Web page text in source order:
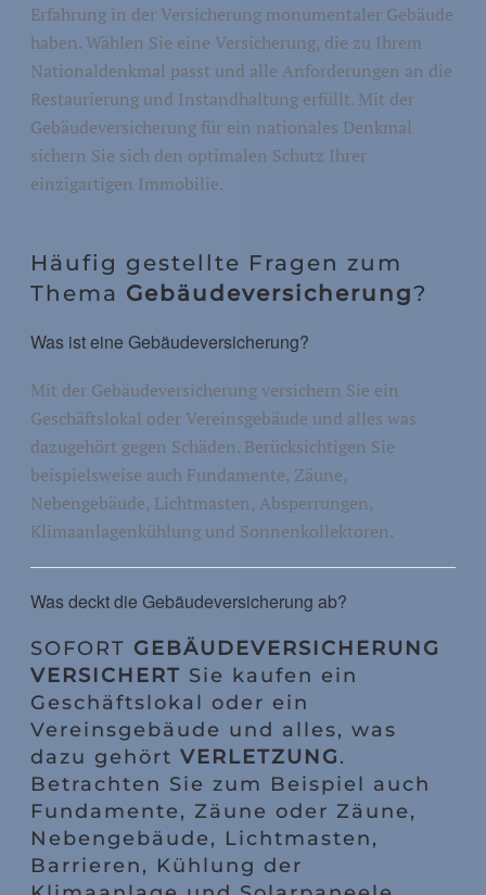
Erfahrung in der Versicherung monumentaler Gebäude
haben. Wählen Sie eine Versicherung, die zu Ihrem
Nationaldenkmal passt und alle Anforderungen an die
Restaurierung und Instandhaltung erfüllt. Mit der
Gebäudeversicherung für ein nationales Denkmal
sichern Sie sich den optimalen Schutz Ihrer
einzigartigen Immobilie.
Häufig gestellte Fragen zum
Thema Gebäudeversicherung?
Was ist eine Gebäudeversicherung?
Mit der Gebäudeversicherung versichern Sie ein
Geschäftslokal oder Vereinsgebäude und alles was
dazugehört gegen Schäden. Berücksichtigen Sie
beispielsweise auch Fundamente, Zäune,
Nebengebäude, Lichtmasten, Absperrungen,
Klimaanlagenkühlung und Sonnenkollektoren.
Was deckt die Gebäudeversicherung ab?
SOFORT GEBÄUDEVERSICHERUNG
VERSICHERT Sie kaufen ein
Geschäftslokal oder ein
Vereinsgebäude und alles, was
dazu gehört VERLETZUNG.
Betrachten Sie zum Beispiel auch
Fundamente, Zäune oder Zäune,
Nebengebäude, Lichtmasten,
Barrieren, Kühlung der